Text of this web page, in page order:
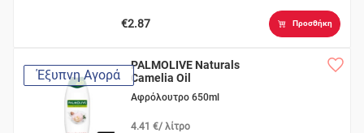
€2.87 Προσθήκη
Έξυπνη Αγορά
PALMOLIVE Naturals
Camelia Oil
Αφρόλουτρο 650ml
4.41 €/ λίτρο